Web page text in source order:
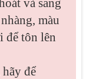
và sang
màu
để tôn lên
hãy để